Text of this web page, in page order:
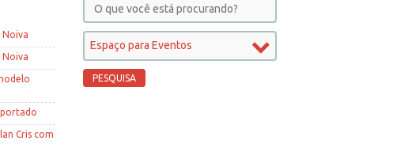
Noiva
Noiva
Cris com
Espaço para Eventos